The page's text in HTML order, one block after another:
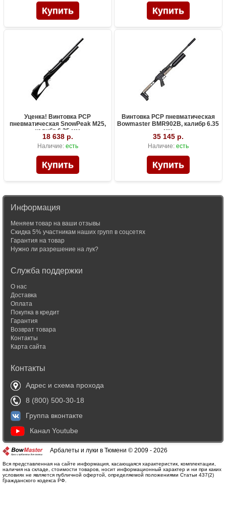
Уценка! Винтовка PCP
пневматическая SnowPeak M25,
калибр 6.35 мм
18 638 р.
Наличие: есть
Винтовка PCP пневматическая
Bowmaster BMR902B, калибр 6.35
мм
35 145 р.
Наличие: есть
Информация
Меняем товар на ваши отзывы
Скидка 5% участникам наших групп в соцсетях
Гарантия на товар
Нужно ли разрешение на лук?
Служба поддержки
О нас
Доставка
Оплата
Покупка в кредит
Гарантия
Возврат товара
Контакты
Карта сайта
Контакты
Адрес и схема прохода
8 (800) 500-30-18
Группа вконтакте
Канал Youtube
Арбалеты и луки в Тюмени © 2009 - 2026
Вся представленная на сайте информация, касающаяся характеристик, комплектации,
наличия на складе, стоимости товаров, носит информационный характер и ни при каких
условиях не является публичной офертой, определяемой положениями Статьи 437(2)
Гражданского кодекса РФ.